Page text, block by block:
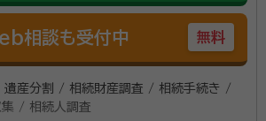
相談も受付中 無料
産分割 / 相続財産調査 / 相続手続き /
/ 相続人調査